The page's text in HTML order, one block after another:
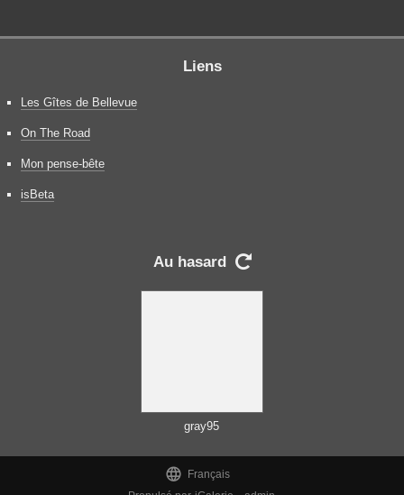
Liens
Les Gîtes de Bellevue
On The Road
Mon pense-bête
isBeta
Au hasard 
gray95

Français